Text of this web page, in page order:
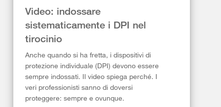
Video: indossare
sistematicamente i DPI nel
tirocinio
Anche quando si ha fretta, i dispositivi di
protezione individuale (DPI) devono essere
sempre indossati. Il video spiega perché. I
veri professionisti sanno di doversi
proteggere: sempre e ovunque.